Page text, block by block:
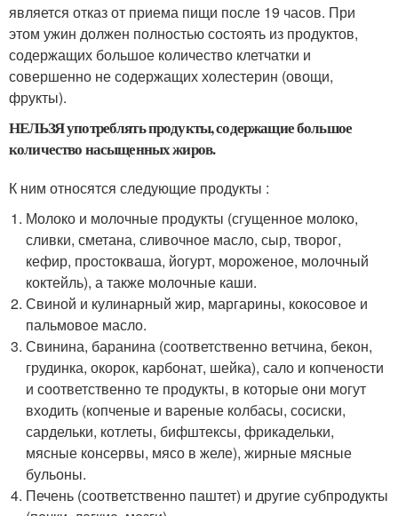
является отказ от приема пищи после 19 часов. При
этом ужин должен полностью состоять из продуктов,
содержащих большое количество клетчатки и
совершенно не содержащих холестерин (овощи,
фрукты).
НЕЛЬЗЯ употреблять продукты, содержащие большое
количество насыщенных жиров.
К ним относятся следующие продукты :
Молоко и молочные продукты (сгущенное молоко,
сливки, сметана, сливочное масло, сыр, творог,
кефир, простокваша, йогурт, мороженое, молочный
коктейль), а также молочные каши.
Свиной и кулинарный жир, маргарины, кокосовое и
пальмовое масло.
Свинина, баранина (соответственно ветчина, бекон,
грудинка, окорок, карбонат, шейка), сало и копчености
и соответственно те продукты, в которые они могут
входить (копченые и вареные колбасы, сосиски,
сардельки, котлеты, бифштексы, фрикадельки,
мясные консервы, мясо в желе), жирные мясные
бульоны.
Печень (соответственно паштет) и другие субпродукты